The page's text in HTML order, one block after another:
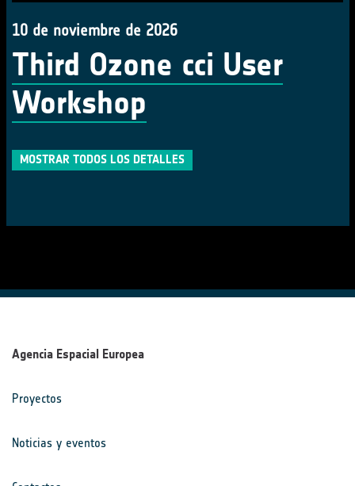
10 de noviembre de 2026
Third Ozone cci User
Workshop
MOSTRAR TODOS LOS DETALLES
Agencia Espacial Europea
Proyectos
Noticias y eventos